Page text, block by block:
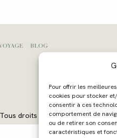
Pour offrir les
cookies pour stocker
consentir à ces
comportement de
ou de retirer son
caractéristiques et
BLOG
droits réservés - Webdesign :